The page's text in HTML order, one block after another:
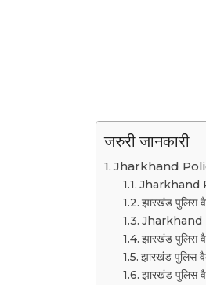
जरुरी जानकारी
Jharkhand
Jharkhand
झारखंड पुलिस
Jharkhand
झारखंड पुलिस
झारखंड पुलिस
झारखंड पुलिस